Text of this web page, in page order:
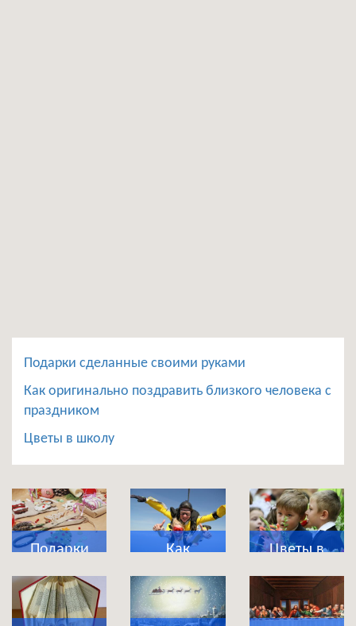
Подарки сделанные своими руками
Как оригинально поздравить близкого человека с
праздником
Цветы в школу
Подарки
сделанные
своими
руками
Как
оригинально
поздравить
близкого
Цветы в
школу